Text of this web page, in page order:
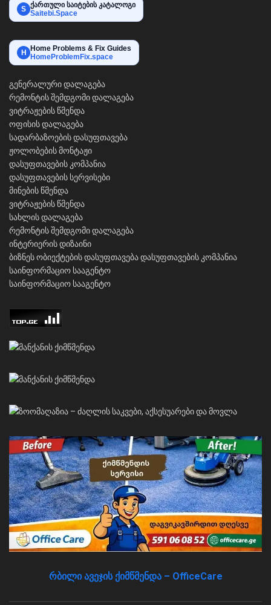
S ქართული საიტების კატალოგი
Saitebi.Space
H
Home Problems & Fix Guides
HomeProblemFix.space
გენერალური დალაგება
რემონტის შემდგომი დალაგება
ვიტრაჟების წმენდა
ოფისის დალაგება
სადარბაზოების დასუფთავება
ჟოლობების მონტაჟი
დასუფთავების კომპანია
დასუფთავების სერვისები
მინების წმენდა
ვიტრაჟების წმენდა
სახლის დალაგება
რემონტის შემდგომი დალაგება
ინტერიერის დიზაინი
ბიზნეს ობიექტების დასუფთავებადასუფთავების კომპანია
საინფორმაციო სააგენტო
საინფორმაციო სააგენტო
რბილი ავეჯის ქიმწმენდა – OfficeCare